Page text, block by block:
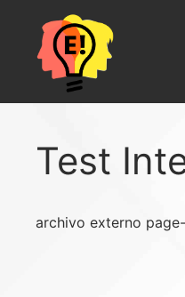
contenido
Test
archivo externo